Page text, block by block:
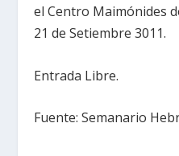
el Centro Maimónides
21 de Setiembre 3011.
Entrada Libre.
Fuente: Semanario